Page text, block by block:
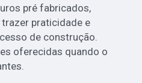
pré fabricados,
trazer praticidade e
de construção.
oferecidas quando o